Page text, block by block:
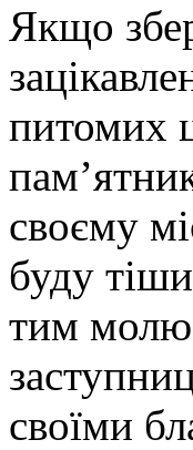
Якщо
питомих
своєму
буду
тим
своїми